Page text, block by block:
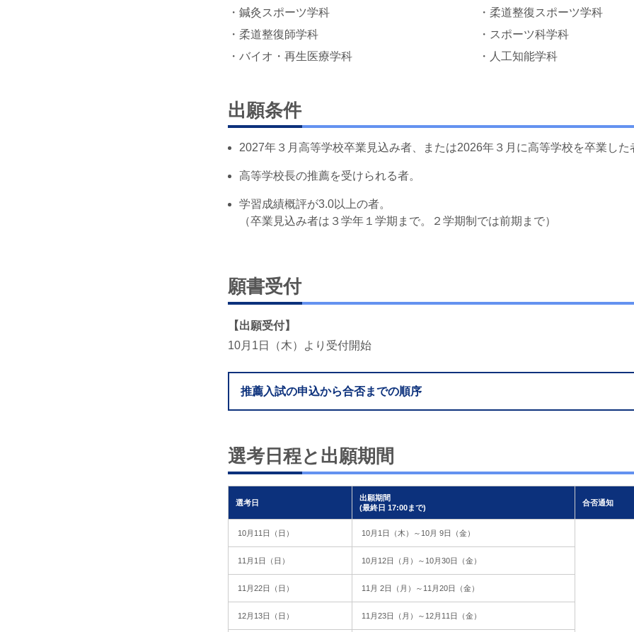
・鍼灸スポーツ学科
・柔道整復スポーツ学科
・柔道整復師学科
・スポーツ科学科
・バイオ・再生医療学科
・人工知能学科
出願条件
2027年３月高等学校卒業見込み者、または2026年３月に高等学校を卒業した
高等学校長の推薦を受けられる者。
学習成績概評が3.0以上の者。
（卒業見込み者は３学年１学期まで。２学期制では前期まで）
願書受付
【出願受付】
10月1日（木）より受付開始
推薦入試の申込から合否までの順序
選考日程と出願期間
選考日
出願期間
(最終日 17:00まで)
合否通知
10月11日（日） 10月1日（木）～10月 9日（金）
11月1日（日） 10月12日（月）～10月30日（金）
11月22日（日） 11月 2日（月）～11月20日（金）
12月13日（日） 11月23日（月）～12月11日（金）